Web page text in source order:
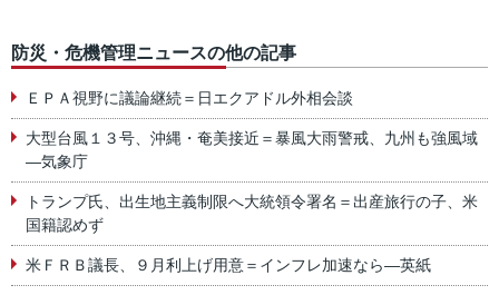
防災・危機管理ニュースの他の記事
ＥＰＡ視野に議論継続＝日エクアドル外相会談
大型台風１３号、沖縄・奄美接近＝暴風大雨警戒、九州も強風域
―気象庁
トランプ氏、出生地主義制限へ大統領令署名＝出産旅行の子、米
国籍認めず
米ＦＲＢ議長、９月利上げ用意＝インフレ加速なら―英紙